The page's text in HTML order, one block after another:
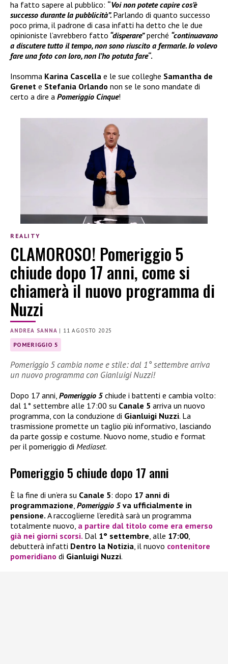
ha fatto sapere al pubblico: “Voi non potete capire cos’è
successo durante la pubblicità”. Parlando di quanto successo
poco prima, il padrone di casa infatti ha detto che le due
opinioniste l’avrebbero fatto “disperare”perché “continuavano
a discutere tutto il tempo, non sono riuscito a fermarle. Io volevo
fare una foto con loro, non l’ho potuta fare“.
Insomma Karina Cascella e le sue colleghe Samantha de
Grenet e Stefania Orlando non se le sono mandate di
certo a dire a Pomeriggio Cinque!
REALITY
CLAMOROSO! Pomeriggio 5
chiude dopo 17 anni, come si
chiamerà il nuovo programma di
Nuzzi
ANDREA SANNA | 11 AGOSTO 2025
POMERIGGIO 5
Pomeriggio 5 cambia nome e stile: dal 1° settembre arriva
un nuovo programma con Gianluigi Nuzzi!
Dopo 17 anni, Pomeriggio 5 chiude i battenti e cambia volto:
dal 1° settembre alle 17:00 su Canale 5 arriva un nuovo
programma, con la conduzione di Gianluigi Nuzzi. La
trasmissione promette un taglio più informativo, lasciando
da parte gossip e costume. Nuovo nome, studio e format
per il pomeriggio di Mediaset.
Pomeriggio 5 chiude dopo 17 anni
È la fine di un’era su Canale 5: dopo 17 anni di
programmazione Pomeriggio 5 va ufficialmente in
pensione. A raccoglierne l’eredità sarà un programma
totalmente nuovo, a partire dal titolo come era emerso
già nei giorni scorsi. Dal 1° settembre , alle 17:00
debutterà infatti Dentro la Notizia , il nuovo contenitore
pomeridiano di Gianluigi Nuzzi.